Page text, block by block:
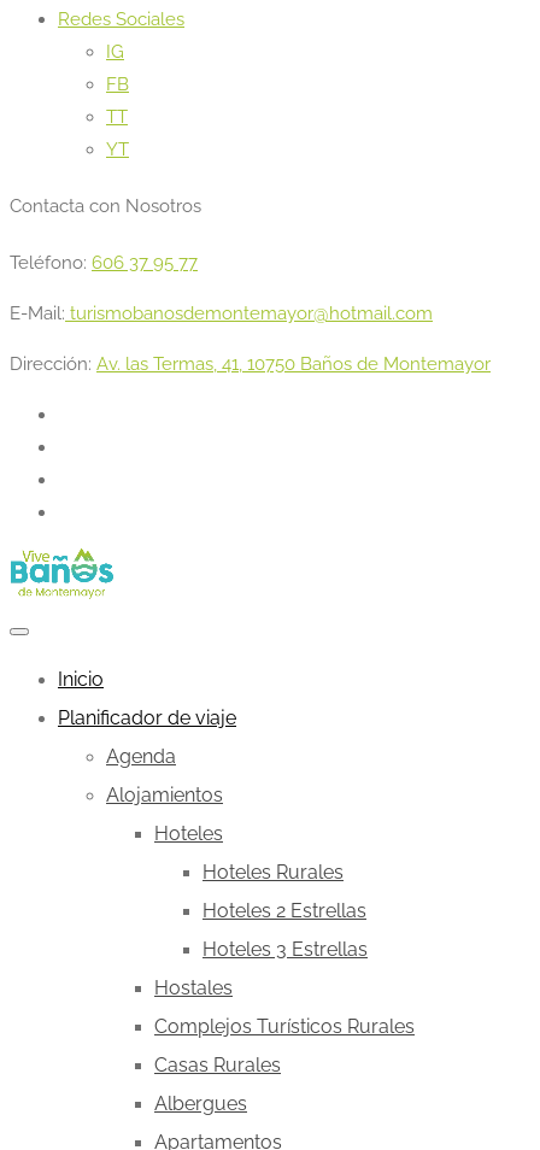
Redes Sociales
IG
FB
TT
YT
Contacta con Nosotros
Teléfono: 606 37 95 77
E-Mail: turismobanosdemontemayor@hotmail.com
Dirección: Av. las Termas, 41, 10750 Baños de Montemayor
Inicio
Planificador de viaje
Agenda
Alojamientos
Hoteles
Hoteles Rurales
Hoteles 2 Estrellas
Hoteles 3 Estrellas
Hostales
Complejos Turísticos Rurales
Casas Rurales
Albergues
Apartamentos